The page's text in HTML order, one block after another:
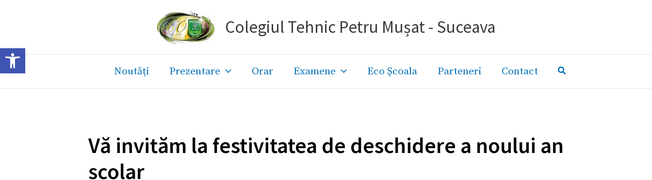
Deschide bara de unelte
Colegiul Tehnic Petru Mușat - Suceava
Noutăți Prezentare Orar Examene Eco Școala Parteneri Contact
Vă invităm la festivitatea de deschidere a noului an
școlar